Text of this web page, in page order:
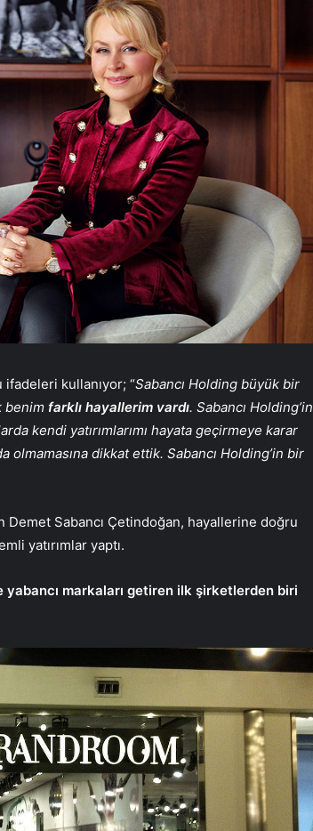
kullanıyor; “Sabancı Holding büyük bir
benim farklı hayallerim vardı. Sabancı Holding’in
kendi yatırımlarımı hayata geçirmeye karar
olmamasına dikkat ettik. Sabancı Holding’in bir
Demet Sabancı Çetindoğan, hayallerine doğru
yatırımlar yaptı.
yabancı markaları getiren ilk şirketlerden biri